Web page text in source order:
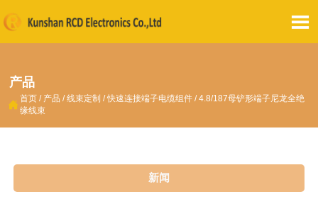

产品
 首页 / 产品 /线束定制 /快速连接端子电缆组件 /4.8/187母铲形端子尼龙全绝
缘线束
新闻